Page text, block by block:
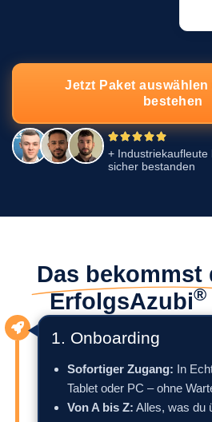
Jetzt Paket
bestehen
+ Industriekaufleute
sicher bestanden
Das bekommst
ErfolgsAzubi®
1. Onboarding
Sofortiger Zugang: In
Tablet oder PC – ohne
Von A bis Z: Alles, was du